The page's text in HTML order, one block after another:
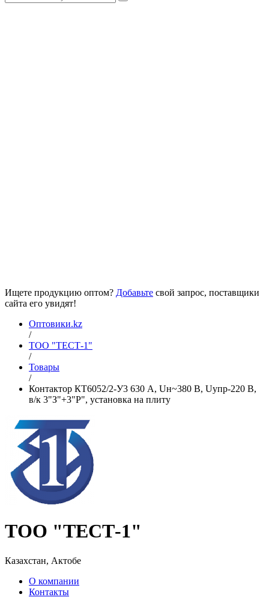
Ищете продукцию оптом? Добавьте свой запрос, поставщики
сайта его увидят!
Оптовики.kz
/
ТОО "ТЕСТ-1"
/
Товары
/
Контактор КТ6052/2-У3 630 А, Uн~380 В, Uупр-220 В,
в/к 3"З"+3"Р", установка на плиту
ТОО "ТЕСТ-1"
Казахстан, Актобе
О компании
Контакты